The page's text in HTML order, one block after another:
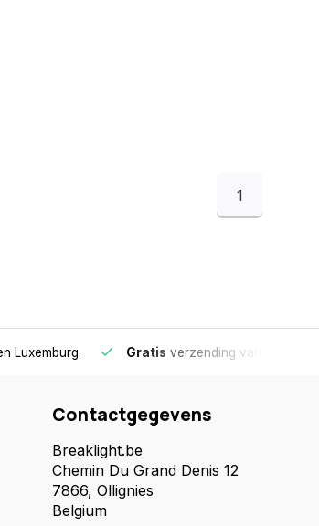
1
Luxemburg. Gratis verzending vanaf €75
Contactgegevens
Breaklight.be
Chemin Du Grand Denis 12
7866, Ollignies
Belgium